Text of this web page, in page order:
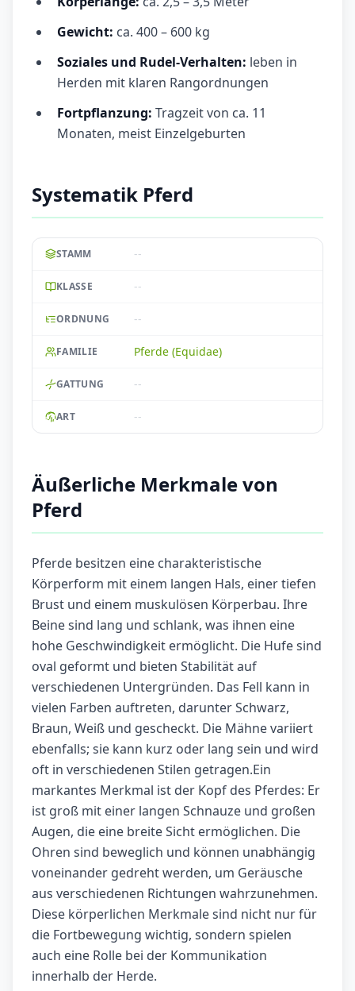
Gewicht: ca. 400 – 600 kg
Soziales und Rudel-Verhalten: leben in
Herden mit klaren Rangordnungen
Fortpflanzung: Tragzeit von ca. 11
Monaten, meist Einzelgeburten
Systematik Pferd
STAMM --
KLASSE --
ORDNUNG --
FAMILIE Pferde (Equidae)
GATTUNG --
ART --
Äußerliche Merkmale von
Pferd
Pferde besitzen eine charakteristische
Körperform mit einem langen Hals, einer tiefen
Brust und einem muskulösen Körperbau. Ihre
Beine sind lang und schlank, was ihnen eine
hohe Geschwindigkeit ermöglicht. Die Hufe sind
oval geformt und bieten Stabilität auf
verschiedenen Untergründen. Das Fell kann in
vielen Farben auftreten, darunter Schwarz,
Braun, Weiß und gescheckt. Die Mähne variiert
ebenfalls; sie kann kurz oder lang sein und wird
oft in verschiedenen Stilen getragen.Ein
markantes Merkmal ist der Kopf des Pferdes: Er
ist groß mit einer langen Schnauze und großen
Augen, die eine breite Sicht ermöglichen. Die
Ohren sind beweglich und können unabhängig
voneinander gedreht werden, um Geräusche
aus verschiedenen Richtungen wahrzunehmen.
Diese körperlichen Merkmale sind nicht nur für
die Fortbewegung wichtig, sondern spielen
auch eine Rolle bei der Kommunikation
innerhalb der Herde.